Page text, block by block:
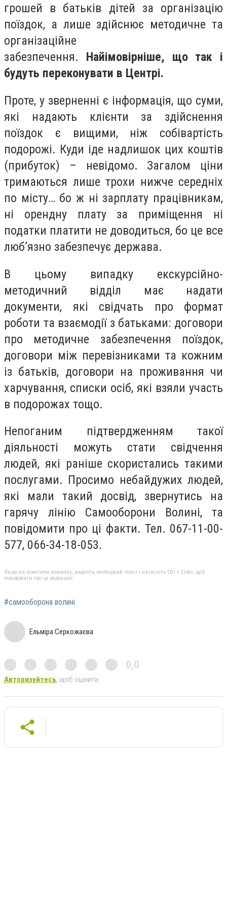
грошей в батьків дітей за організацію
поїздок, а лише здійснює методичне та
організаційне
забезпечення. Найімовірніше, що так і
будуть переконувати в Центрі.
Проте, у зверненні є інформація, що суми,
які надають клієнти за здійснення
поїздок є вищими, ніж собівартість
подорожі. Куди іде надлишок цих коштів
(прибуток) – невідомо. Загалом ціни
тримаються лише трохи нижче середніх
по місту… бо ж ні зарплату працівникам,
ні орендну плату за приміщення ні
податки платити не доводиться, бо це все
люб’язно забезпечує держава.
В цьому випадку екскурсійно-
методичний відділ має надати
документи, які свідчать про формат
роботи та взаємодії з батьками: договори
про методичне забезпечення поїздок,
договори між перевізниками та кожним
із батьків, договори на проживання чи
харчування, списки осіб, які взяли участь
в подорожах тощо.
Непоганим підтвердженням такої
діяльності можуть стати свідчення
людей, які раніше скористались такими
послугами. Просимо небайдужих людей,
які мали такий досвід, звернутись на
гарячу лінію Самооборони Волині, та
повідомити про ці факти. Тел. 067-11-00-
577, 066-34-18-053.
Якщо ви помітили помилку, виділіть необхідний текст і натисніть Ctrl + Enter, щоб
повідомити про це редакцію
#самооборона волині
Ельміра Серкожаєва
0,0
Авторизуйтесь, щоб оцінити